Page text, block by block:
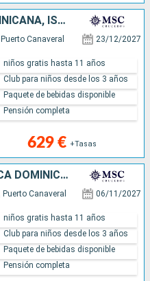
BAHAMAS, REPÚBLICA DOMINICANA, ISLAS TURCAS Y CAICOS, ESTADOS UNIDOS
Puerto Canaveral 23/12/2027
629 € +Tasas
niños gratis hasta 11 años
Club para niños desde los 3 años
Paquete de bebidas disponible
Pensión completa
ESTADOS UNIDOS, REPÚBLICA DOMINICANA, PORTO RICO, BAHAMAS
Puerto Canaveral 06/11/2027
niños gratis hasta 11 años
Club para niños desde los 3 años
Paquete de bebidas disponible
Pensión completa